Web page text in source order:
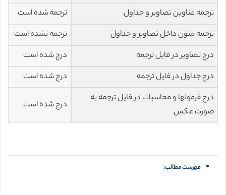
ترجمه عناوین تصاویر و جداول
ترجمه شده است
ترجمه متون داخل تصاویر و جداول
ترجمه نشده است
درج تصاویر در فایل ترجمه
درج شده است
درج جداول در فایل ترجمه
درج شده است
درج فرمولها و محاسبات در فایل ترجمه به
صورت عکس
درج شده است
فهرست مطالب: